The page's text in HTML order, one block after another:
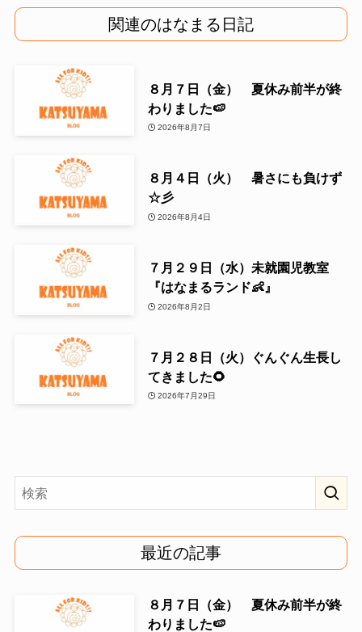
関連のはなまる日記
８月７日（金） 夏休み前半が終
わりました🍉
2026年8月7日
８月４日（火） 暑さにも負けず
☆彡
2026年8月4日
７月２９日（水）未就園児教室
『はなまるランド👶』
2026年8月2日
７月２８日（火）ぐんぐん生長し
てきました🌻
2026年7月29日
最近の記事
８月７日（金） 夏休み前半が終
わりました🍉